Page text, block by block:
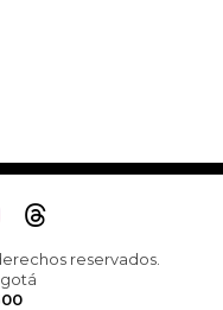
reservados.